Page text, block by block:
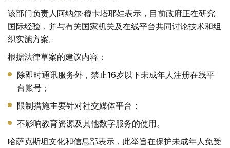
该部门负责人阿纳尔·穆卡塔耶娃表示，目前政府正在研究
国际经验，并与有关国家机关及在线平台共同讨论技术和组
织实施方案。
根据法律草案的建议内容：
除即时通讯服务外，禁止16岁以下未成年人注册在线平
台账号；
限制措施主要针对社交媒体平台；
不影响教育资源及其他数字服务的使用。
哈萨克斯坦文化和信息部表示，此举旨在保护未成年人免受